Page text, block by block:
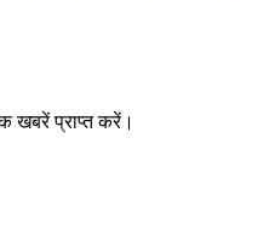
खबरें प्राप्त करें।